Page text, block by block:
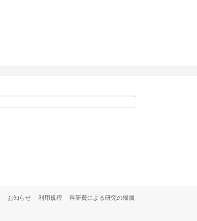
お知らせ 利用規程 科研費による研究の帰属